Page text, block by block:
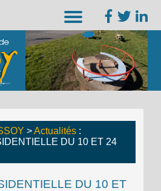
>Actualités:
DU 10 ET 24
DU 10 ET